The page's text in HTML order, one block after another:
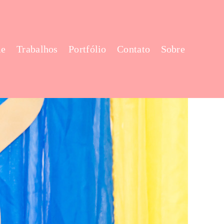
Trabalhos Portfólio Contato Sobre